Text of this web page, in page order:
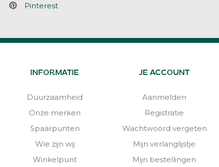
Pinterest
INFORMATIE
Duurzaamheid
Onze merken
Spaarpunten
Wie zijn wij
Winkelpunt
JE ACCOUNT
Aanmelden
Registratie
Wachtwoord vergeten
Mijn verlanglijstje
Mijn bestellingen